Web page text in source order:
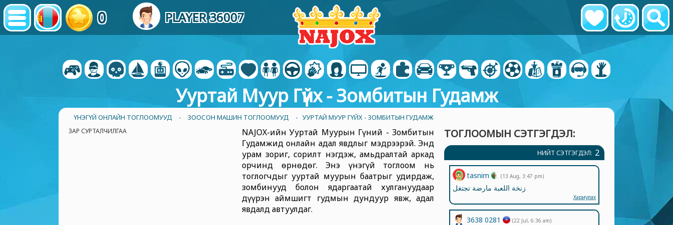
0 PLAYER 36007
Ууртай Муур Гүйх - Зомбитын Гудамж
ҮНЭГҮЙ ОНЛАЙН ТОГЛООМУУД - ЗООСОН МАШИН ТОГЛООМУУД - УУРТАЙ МУУР ГҮЙХ - ЗОМБИТЫН ГУДАМЖ
ЗАР СУРТАЛЧИЛГАА
NAJOX-ийн Ууртай Муурын Гүний - Зомбитын
Гудамжид онлайн адал явдлыг мэдрээрэй. Энд
урам зориг, сорилт нэгдэж, амьдралтай аркад
орчинд өрнөдөг. Энэ үнэгүй тоглоом нь
тоглогчдыг ууртай муурын баатрыг удирдаж,
зомбинууд болон ядаргаатай хулгануудаар
дүүрэн аймшигт гудмын дундуур явж, адал
явдалд автуулдаг.
ТОГЛООМЫН СЭТГЭГДЭЛ:
НИЙТ СЭТГЭГДЭЛ: 2
3638 0281 (22 Jul, 6:36 am)
tasnim (13 Aug, 3:47 pm)
زنخة اللعبة مارضة تجتغل
Хариулах